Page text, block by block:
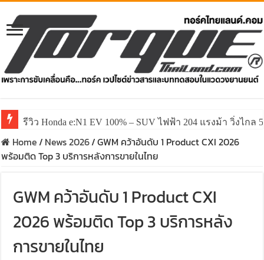
รีวิว ลองขับ All New GWM HAVAL H6 ปรับโฉมหน้าใหม่
Home/ News 2026/GWM คว้าอันดับ 1 Product CXI 2026
พร้อมติด Top 3 บริการหลังการขายในไทย
GWM คว้าอันดับ 1 Product CXI
2026 พร้อมติด Top 3 บริการหลัง
การขายในไทย